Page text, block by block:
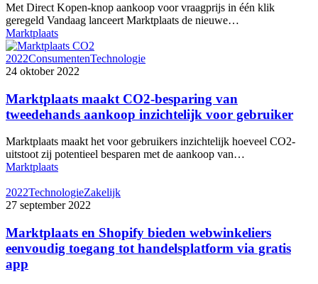
Met Direct Kopen-knop aankoop voor vraagprijs in één klik
geregeld Vandaag lanceert Marktplaats de nieuwe…
Marktplaats
2022ConsumentenTechnologie
24 oktober 2022
Marktplaats maakt CO2-besparing van
tweedehands aankoop inzichtelijk voor gebruiker
Marktplaats maakt het voor gebruikers inzichtelijk hoeveel CO2-
uitstoot zij potentieel besparen met de aankoop van…
Marktplaats
2022TechnologieZakelijk
27 september 2022
Marktplaats en Shopify bieden webwinkeliers
eenvoudig toegang tot handelsplatform via gratis
app